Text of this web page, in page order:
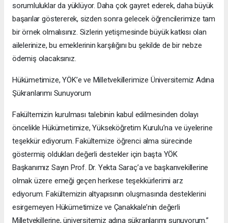
sorumluluklar da yüklüyor. Daha çok gayret ederek, daha büyük
başarılar göstererek, sizden sonra gelecek öğrencilerimize tam
bir örnek olmalısınız. Sizlerin yetişmesinde büyük katkısı olan
ailelerinize, bu emeklerinin karşılığını bu şekilde de bir nebze
ödemiş olacaksınız.
Hükümetimize, YÖK’e ve Milletvekillerimize Üniversitemiz Adına
Şükranlarımı Sunuyorum
Fakültemizin kurulması talebinin kabul edilmesinden dolayı
öncelikle Hükümetimize, Yükseköğretim Kurulu’na ve üyelerine
teşekkür ediyorum. Fakültemize öğrenci alma sürecinde
göstermiş oldukları değerli destekler için başta YÖK
Başkanımız Sayın Prof. Dr. Yekta Saraç’a ve başkanvekillerine
olmak üzere emeği geçen herkese teşekkürlerimi arz
ediyorum. Fakültemizin altyapısının oluşmasında desteklerini
esirgemeyen Hükümetimize ve Çanakkale’nin değerli
Milletvekillerine, üniversitemiz adına şükranlarımı sunuyorum.”